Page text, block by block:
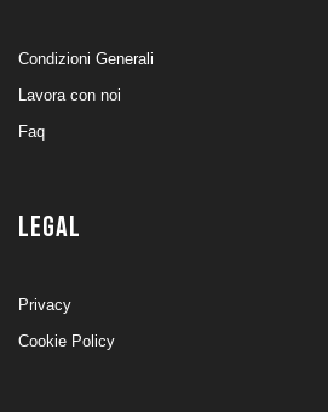
Condizioni Generali
Lavora con noi
Faq
LEGAL
Privacy
Cookie Policy